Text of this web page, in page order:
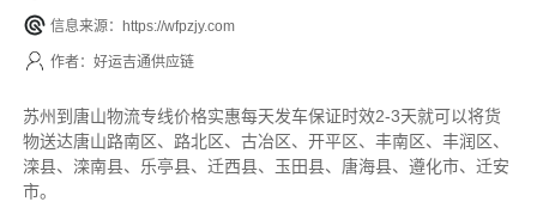
信息来源：https://wfpzjy.com
作者：好运吉通供应链
苏州到唐山物流专线价格实惠每天发车保证时效2-3天就可以将货
物送达唐山路南区、路北区、古冶区、开平区、丰南区、丰润区、
滦县、滦南县、乐亭县、迁西县、玉田县、唐海县、遵化市、迁安
市。